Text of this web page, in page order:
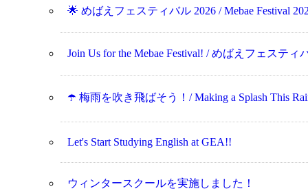
🌟 めばえフェスティバル 2026 / Mebae Festival
Join Us for the Mebae Festival! / めばえフェスティ
☂️ 梅雨を吹き飛ばそう！/ Making a Splash This
Let's Start Studying English at GEA!!
ウィンタースクールを実施しました！